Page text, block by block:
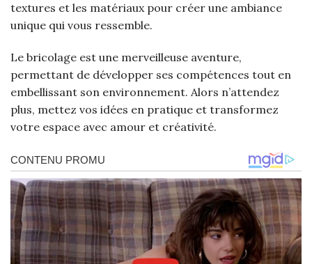
textures et les matériaux pour créer une ambiance
unique qui vous ressemble.
Le bricolage est une merveilleuse aventure,
permettant de développer ses compétences tout en
embellissant son environnement. Alors n’attendez
plus, mettez vos idées en pratique et transformez
votre espace avec amour et créativité.